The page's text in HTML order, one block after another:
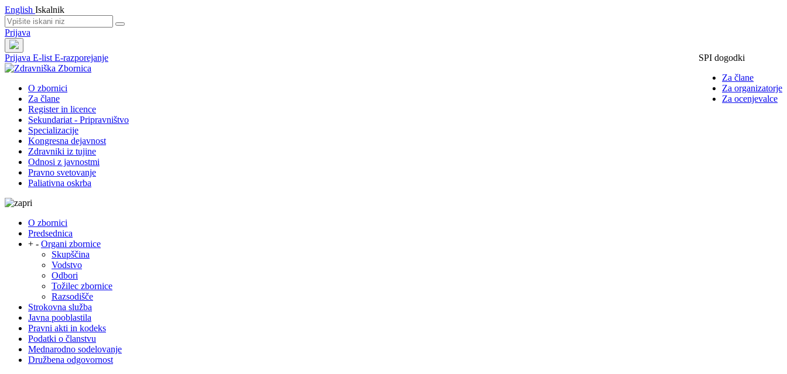
English Iskalnik
Prijava
Prijava
SPI dogodki
Za člane
Za organizatorje
Za ocenjevalce
E-list E-razporejanje
O zbornici
Za člane
Register in licence
Sekundariat - Pripravništvo
Specializacije
Kongresna dejavnost
Zdravniki iz tujine
Odnosi z javnostmi
Pravno svetovanje
Paliativna oskrba
O zbornici
Predsednica
+ - Organi zbornice
Skupščina
Vodstvo
Odbori
Tožilec zbornice
Razsodišče
Strokovna služba
Javna pooblastila
Pravni akti in kodeks
Podatki o članstvu
Mednarodno sodelovanje
Družbena odgovornost